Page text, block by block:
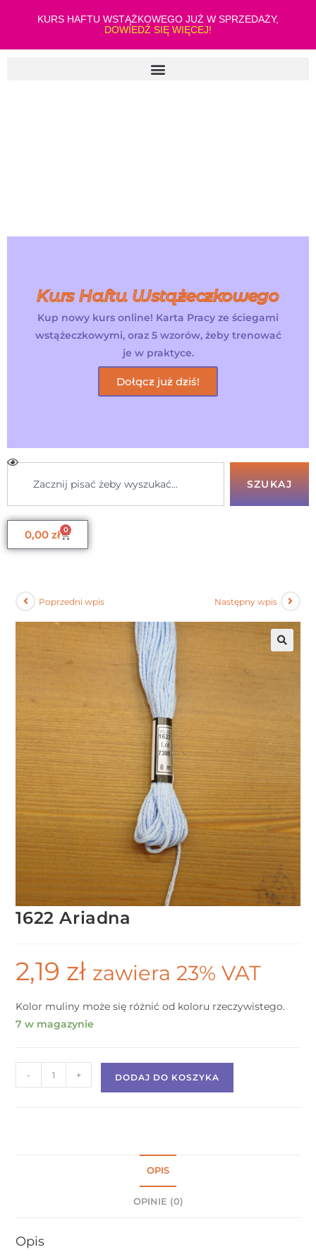
KURS HAFTU WSTĄŻKOWEGO JUŻ W SPRZEDAŻY,
DOWIEDŹ SIĘ WIĘCEJ!
Kurs Haftu Wstążeczkowego
Kup nowy kurs online! Karta Pracy ze ściegami
wstążeczkowymi, oraz 5 wzorów, żeby trenować
je w praktyce.
Dołącz już dziś!
SZUKAJ
0,00 zł 0
Poprzedni wpis Następny wpis
1622 Ariadna
2,19 zł zawiera 23% VAT
Kolor muliny może się różnić od koloru rzeczywistego.
7 w magazynie
- + DODAJ DO KOSZYKA
OPIS
OPINIE (0)
Opis